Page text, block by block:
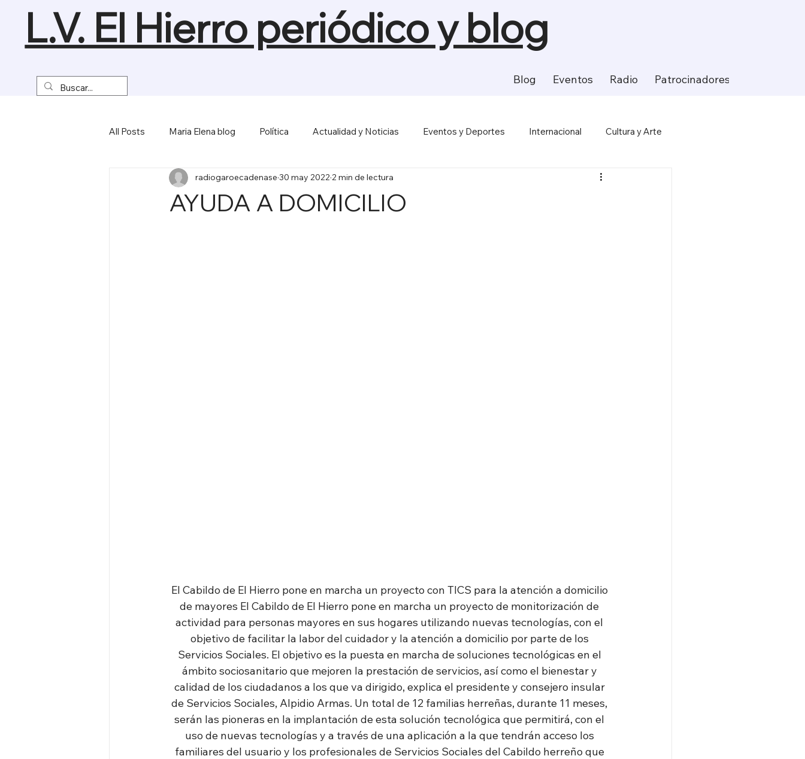
Blog Eventos Radio Patrocinadores
L.V. El Hierro periódico y blog
All Posts Maria Elena blog Política Actualidad y Noticias Eventos y Deportes Internacional Cultura y Arte
Turismo y Naturaleza Empresas y Economía Salud y Bienestar Ciencia y Tecnología
AYUDA A DOMICILIO
radiogaroecadenase 30 may 2022 2 min de lectura
El Cabildo de El Hierro pone en marcha un proyecto con TICS para la atención a domicilio
de mayores El Cabildo de El Hierro pone en marcha un proyecto de monitorización de
actividad para personas mayores en sus hogares utilizando nuevas tecnologías, con el
objetivo de facilitar la labor del cuidador y la atención a domicilio por parte de los
Servicios Sociales. El objetivo es la puesta en marcha de soluciones tecnológicas en el
ámbito sociosanitario que mejoren la prestación de servicios, así como el bienestar y
calidad de los ciudadanos a los que va dirigido, explica el presidente y consejero insular
de Servicios Sociales, Alpidio Armas. Un total de 12 familias herreñas, durante 11 meses,
serán las pioneras en la implantación de esta solución tecnológica que permitirá, con el
uso de nuevas tecnologías y a través de una aplicación a la que tendrán acceso los
familiares del usuario y los profesionales de Servicios Sociales del Cabildo herreño que